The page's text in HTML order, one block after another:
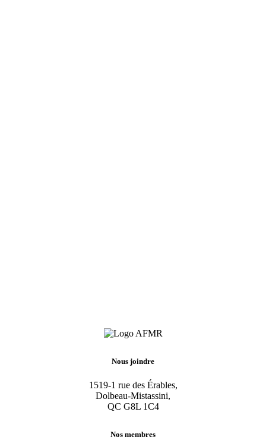
Nous joindre
1519-1 rue des Érables,
Dolbeau-Mistassini,
QC G8L 1C4
Nos membres